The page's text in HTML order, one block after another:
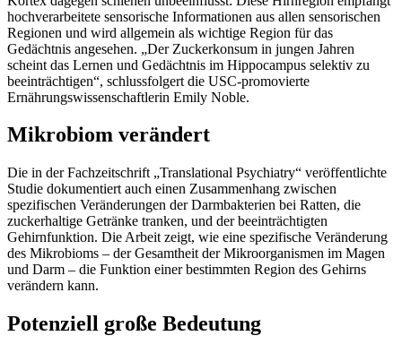
hochverarbeitete sensorische Informationen aus allen sensorischen
Regionen und wird allgemein als wichtige Region für das
Gedächtnis angesehen. „Der Zuckerkonsum in jungen Jahren
scheint das Lernen und Gedächtnis im Hippocampus selektiv zu
beeinträchtigen“, schlussfolgert die USC-promovierte
Ernährungswissenschaftlerin Emily Noble.
Mikrobiom verändert
Die in der Fachzeitschrift „Translational Psychiatry“ veröffentlichte
Studie dokumentiert auch einen Zusammenhang zwischen
spezifischen Veränderungen der Darmbakterien bei Ratten, die
zuckerhaltige Getränke tranken, und der beeinträchtigten
Gehirnfunktion. Die Arbeit zeigt, wie eine spezifische Veränderung
des Mikrobioms – der Gesamtheit der Mikroorganismen im Magen
und Darm – die Funktion einer bestimmten Region des Gehirns
verändern kann.
Potenziell große Bedeutung